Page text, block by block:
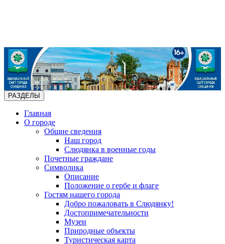
РАЗДЕЛЫ
Главная
О городе
Общие сведения
Наш город
Слюдянка в военные годы
Почетные граждане
Символика
Описание
Положение о гербе и флаге
Гостям нашего города
Добро пожаловать в Слюдянку!
Достопримечательности
Музеи
Природные объекты
Туристическая карта